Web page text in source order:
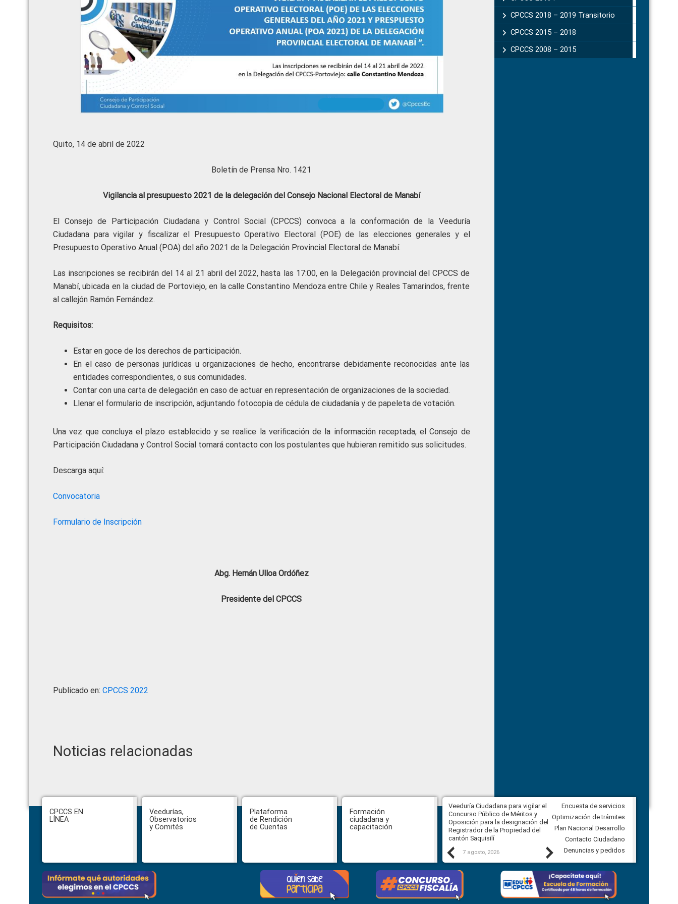
Quito, 14 de abril de 2022
Boletín de Prensa Nro. 1421
Vigilancia al presupuesto 2021 de la delegación del Consejo Nacional Electoral de Manabí
El Consejo de Participación Ciudadana y Control Social (CPCCS) convoca a la conformación de la Veeduría
Ciudadana para vigilar y fiscalizar el Presupuesto Operativo Electoral (POE) de las elecciones generales y el
Presupuesto Operativo Anual (POA) del año 2021 de la Delegación Provincial Electoral de Manabí.
Las inscripciones se recibirán del 14 al 21 abril del 2022, hasta las 17:00, en la Delegación provincial del CPCCS de
Manabí, ubicada en la ciudad de Portoviejo, en la calle Constantino Mendoza entre Chile y Reales Tamarindos, frente
al callejón Ramón Fernández.
Requisitos:
Estar en goce de los derechos de participación.
En el caso de personas jurídicas u organizaciones de hecho, encontrarse debidamente reconocidas ante las
entidades correspondientes, o sus comunidades.
Contar con una carta de delegación en caso de actuar en representación de organizaciones de la sociedad.
Llenar el formulario de inscripción, adjuntando fotocopia de cédula de ciudadanía y de papeleta de votación.
Una vez que concluya el plazo establecido y se realice la verificación de la información receptada, el Consejo de
Participación Ciudadana y Control Social tomará contacto con los postulantes que hubieran remitido sus solicitudes.
Descarga aquí:
Convocatoria
Formulario de Inscripción
Abg. Hernán Ulloa Ordóñez
Presidente del CPCCS
Publicado en: CPCCS 2022
Noticias relacionadas
CPCCS 2018 – 2019 Transitorio
CPCCS 2015 – 2018
CPCCS 2008 – 2015
Footer
CPCCS EN
LÍNEA
Veedurías,
Observatorios
y Comités
Plataforma
de Rendición
de Cuentas
Formación
ciudadana y
capacitación
Previous
CPCCS aprueba convocatoria a
Veeduría para designación de la
autoridad de la SOT
Veeduría Ciudadana para vigilar el
Concurso Público de Méritos y
Oposición para la designación del
Registrador de la Propiedad del
cantón Saquisilí
7 agosto, 2026
Veeduría Ciudadana para vigilar la
construcción del asfaltado de
Ballenita del cantón Santa Elena
7 agosto, 2026
Next
Encuesta de servicios
Optimización de trámites
Plan Nacional Desarrollo
Contacto Ciudadano
Denuncias y pedidos